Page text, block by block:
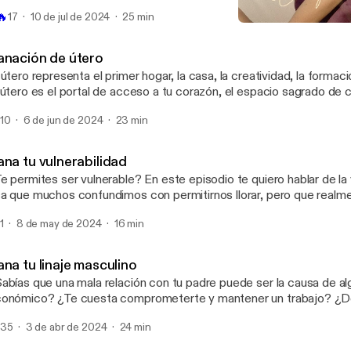
experiencia espiritual que vives, ¿me das permiso?
17 10 de jul de 2024 25 min
de útero
representa el primer hogar, la casa, la creatividad, la
es el portal de acceso a tu corazón, el espacio sagrado de
los traumas, tuyas y de tus ancestras, es tu canal de creación,
¿Te gustaría sanar tu útero? ¿Me das permiso de sanarlo?
10 6 de jun de 2024 23 min
tu vulnerabilidad
permites ser vulnerable? En este episodio te quiero hablar de la
que muchos confundimos con permitirnos llorar, pero que
tus pensamientos sean expuestos y compartidos con otros, a
porque en este episodio vamos a indagar desde el
ser vulnerable y si hay algo que lo bloquea poder eliminarlo
1 8 de may de 2024 16 min
tu linaje masculino
que una mala relación con tu padre puede ser la causa de
¿Te cuesta comprometerte y mantener un trabajo?
sí, este episodio es para ti, pues aquí sanaremos de raíz la
35 3 de abr de 2024 24 min